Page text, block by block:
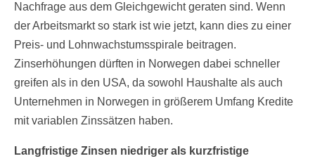
Nachfrage aus dem Gleichgewicht geraten sind. Wenn
der Arbeitsmarkt so stark ist wie jetzt, kann dies zu einer
Preis- und Lohnwachstumsspirale beitragen.
Zinserhöhungen dürften in Norwegen dabei schneller
greifen als in den USA, da sowohl Haushalte als auch
Unternehmen in Norwegen in größerem Umfang Kredite
mit variablen Zinssätzen haben.
Langfristige Zinsen niedriger als kurzfristige